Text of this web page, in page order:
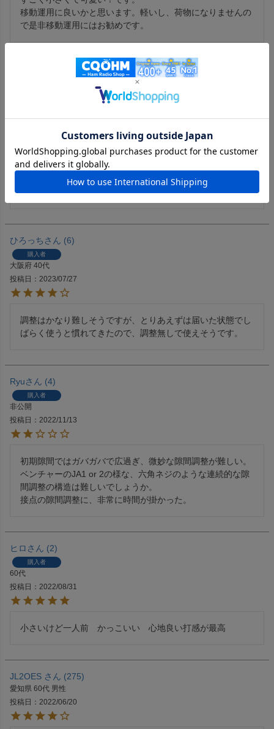
移動運用に良いかと思います。軽いし、荷物になりませんの
で是非移動運用にはお勧めです。
スライドケースと共に購入しました。
机上で使うには…ですが、パドルを置いて運用しづらい屋外
等でライドケースを握って運用するスタイルであれば使い易
いと感じました。
ひろっち 6
購入者
大阪府 40代
投稿日
2023/07/27
調整はかなり難しそうですが、とりあえずは届いた状態でし
ばらく使うと慣れてきたので、調整無しで使えそうです。
Ryu 4
購入者
非公開
投稿日
2022/11/13
初期隙間ではガバガバで広過ぎ、微妙な隙間調整が難しい。
ベンチャーのJA1 or 2の様な、六角ネジのような連続的な隙
間調整の構造は難しいでしょうか。
接点の隙間調整に、非常に時間が掛かった。
ヒロ 2
購入者
60代
投稿日
2022/08/31
小さいけど一人前　かっこいい　心地良い打感が最高
JL2OES 275
愛知県 60代 男性
投稿日
2022/06/20